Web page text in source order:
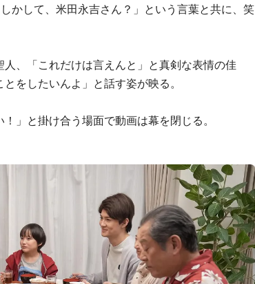
かして、米田永吉さん？」という言葉と共に、笑
、「これだけは言えんと」と真剣な表情の佳
をしたいんよ」と話す姿が映る。
」と掛け合う場面で動画は幕を閉じる。